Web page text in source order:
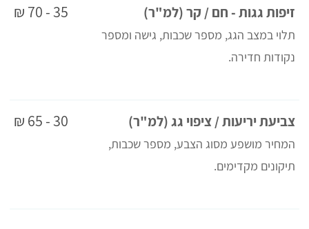
זיפות גגות - חם / קר (למ"ר)
תלוי במצב הגג, מספר שכבות, גישה ומספר
נקודות חדירה.
35 - 70 ₪
צביעת יריעות / ציפוי גג (למ"ר)
המחיר מושפע מסוג הצבע, מספר שכבות,
תיקונים מקדימים.
30 - 65 ₪